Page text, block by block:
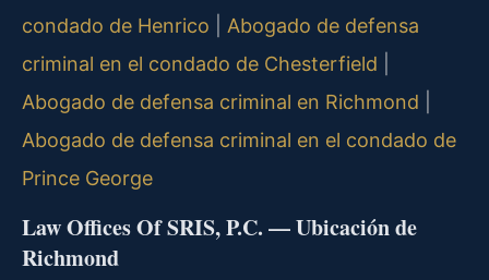
condado de Henrico
Abogado de defensa
criminal en el condado de Chesterfield
Abogado de defensa criminal en Richmond
Abogado de defensa criminal en el condado de
Prince George
Law Offices Of SRIS, P.C. — Ubicación de
Richmond